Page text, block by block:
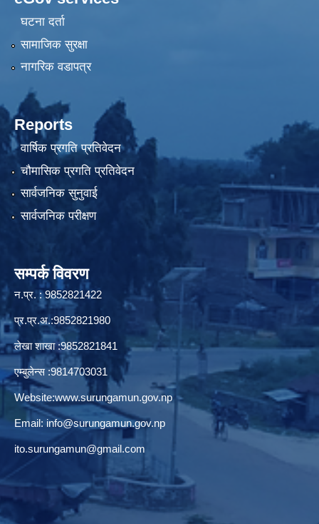
घटना दर्ता
सामाजिक सुरक्षा
नागरिक वडापत्र
Reports
वार्षिक प्रगति प्रतिवेदन
चौमासिक प्रगति प्रतिवेदन
सार्वजनिक सुनुवाई
सार्वजनिक परीक्षण
सम्पर्क विवरण
न.प्र. : 9852821422
प्र.प्र.अ.:9852821980
लेखा शाखा :9852821841
एम्बुलेन्स :9814703031
Website:www.surungamun.gov.np
Email: info@surungamun.gov.np
ito.surungamun@gmail.com